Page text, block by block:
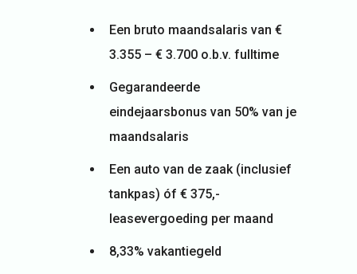
Een bruto maandsalaris van €
3.355 – € 3.700 o.b.v. fulltime
Gegarandeerde
eindejaarsbonus van 50% van je
maandsalaris
Een auto van de zaak (inclusief
tankpas) óf € 375,-
leasevergoeding per maand
8,33% vakantiegeld